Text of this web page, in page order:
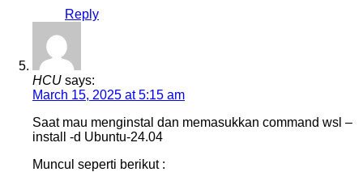
Reply
HCU says:
March 15, 2025 at 5:15 am
Saat mau menginstal dan memasukkan command wsl –
install -d Ubuntu-24.04
Muncul seperti berikut :